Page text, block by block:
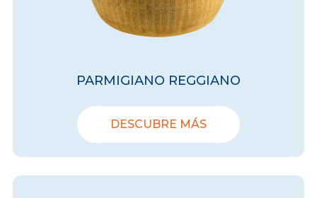
PARMIGIANO REGGIANO
DESCUBRE MÁS